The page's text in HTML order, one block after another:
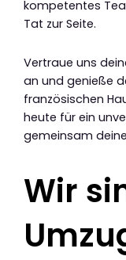
kompetentes
Tat zur Seite.
Vertraue uns
an und genieße
französischen
heute für ein
gemeinsam
Wir